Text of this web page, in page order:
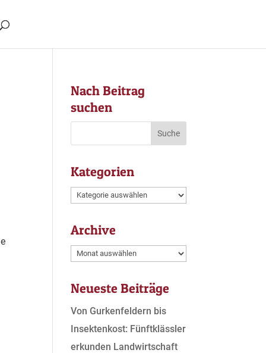
Nach Beitrag
suchen
Kategorien
Kategorien
Archive
Archive
Neueste Beiträge
Von Gurkenfeldern bis
Insektenkost: Fünftklässler
erkunden Landwirtschaft